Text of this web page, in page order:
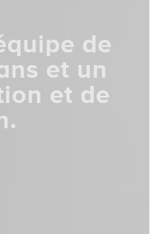
de
et un
et de